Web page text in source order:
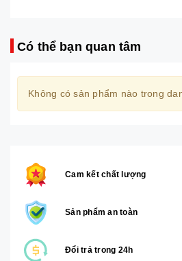
Có thể bạn quan tâm
Không có sản phẩm nào trong
Cam kết chất lượng
Sản phẩm an toàn
Đổi trả trong 24h